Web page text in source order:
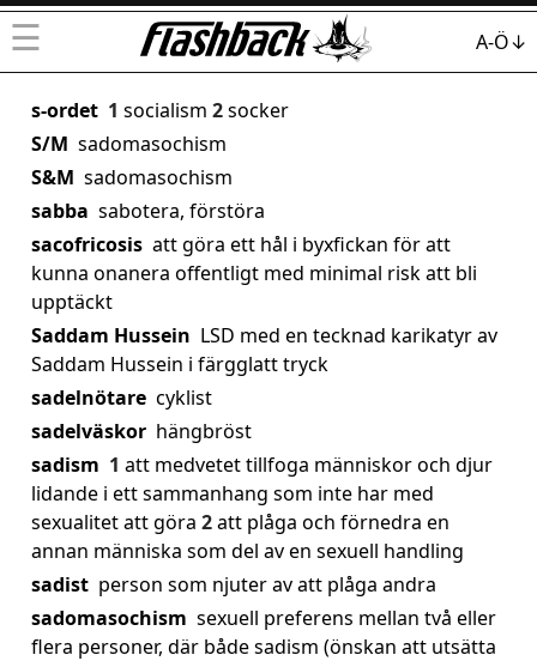
☰ A-Ö↓
s-ordet 1 socialism 2socker
S/M sadomasochism
S&M sadomasochism
sabba sabotera, förstöra
sacofricosis att göra ett hål i byxfickan för att
kunna onanera offentligt med minimal risk att bli
upptäckt
Saddam Hussein LSD med en tecknad karikatyr av
Saddam Hussein i färgglatt tryck
sadelnötare cyklist
sadelväskor hängbröst
sadism 1 att medvetet tillfoga människor och djur
lidande i ett sammanhang som inte har med
sexualitet att göra 2att plåga och förnedra en
annan människa som del av en sexuell handling
sadist person som njuter av att plåga andra
sadomasochism sexuell preferens mellan två eller
flera personer, där både sadism (önskan att utsätta